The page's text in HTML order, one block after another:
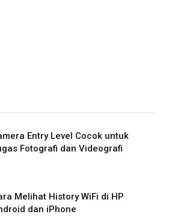
Entry Level Cocok untuk
Fotografi dan Videografi
Melihat History WiFi di HP
dan iPhone